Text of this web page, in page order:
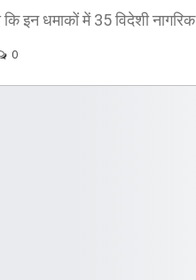
इन धमाकों में 35 विदेशी
0